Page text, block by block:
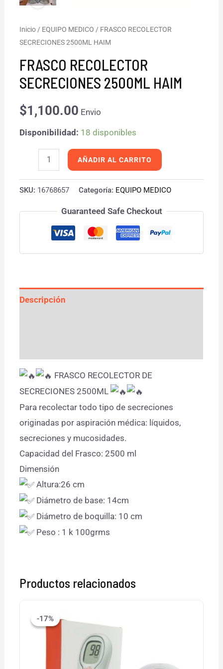
Inicio / EQUIPO MEDICO / FRASCO RECOLECTOR
SECRECIONES 2500ML HAIM
FRASCO RECOLECTOR
SECRECIONES 2500ML HAIM
$1,100.00 Envio
Disponibilidad: 18 disponibles
FRASCO
RECOLECTOR
SECRECIONES
2500ML
HAIM
cantidad
AÑADIR AL CARRITO
SKU: 16768657 Categoría: EQUIPO MEDICO
Guaranteed Safe Checkout
Descripción
FRASCO RECOLECTOR DE
SECRECIONES 2500ML
Para recolectar todo tipo de secreciones
originadas por aspiración médica: líquidos,
secreciones y mucosidades.
Capacidad del Frasco: 2500 ml
Dimensión
Altura:26 cm
Diámetro de base: 14cm
Diámetro de boquilla: 10 cm
Peso : 1 k 100grms
Productos relacionados
-17%
-17% original
$460.00.
actual
es:
$380.00.